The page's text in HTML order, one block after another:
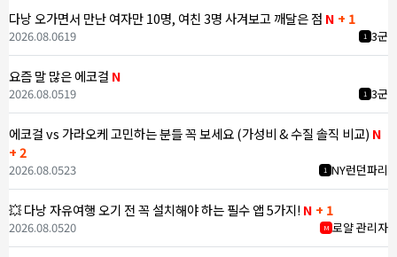
다낭 오가면서 만난 여자만 10명, 여친 3명 사겨보고 깨달은 점 N + 1
1 3군
2026.08.0619
요즘 말 많은 에코걸 N
1 3군
2026.08.0519
에코걸 vs 가라오케 고민하는 분들 꼭 보세요 (가성비 & 수질 솔직 비교) N
+ 2
1 NY런던파리
2026.08.0523
💥 다낭 자유여행 오기 전 꼭 설치해야 하는 필수 앱 5가지! N + 1
M 로얄 관리자
2026.08.0520